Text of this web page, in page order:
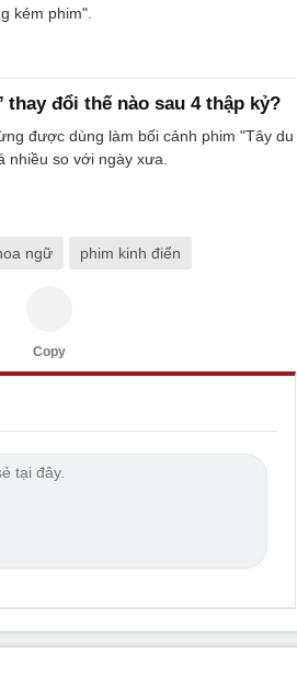
kém phim".
thay đổi thế nào sau 4 thập kỷ?
được dùng làm bối cảnh phim "Tây du
nhiều so với ngày xưa.
ngữ phim kinh điển
Copy